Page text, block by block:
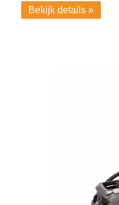
Bekijk details »